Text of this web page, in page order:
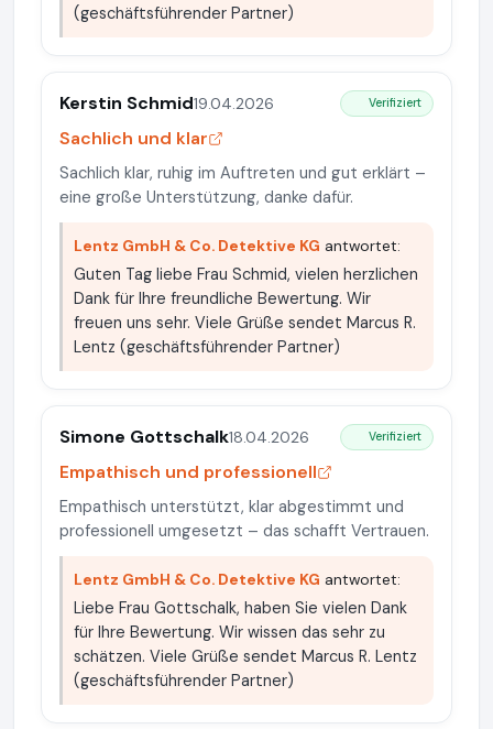
(geschäftsführender Partner)
Kerstin Schmid19.04.2026 Verifiziert
Sachlich und klar
Sachlich klar, ruhig im Auftreten und gut erklärt –
eine große Unterstützung, danke dafür.
Lentz GmbH & Co. Detektive KG antwortet:
Guten Tag liebe Frau Schmid, vielen herzlichen
Dank für Ihre freundliche Bewertung. Wir
freuen uns sehr. Viele Grüße sendet Marcus R.
Lentz (geschäftsführender Partner)
Simone Gottschalk18.04.2026 Verifiziert
Empathisch und professionell
Empathisch unterstützt, klar abgestimmt und
professionell umgesetzt – das schafft Vertrauen.
Lentz GmbH & Co. Detektive KG antwortet:
Liebe Frau Gottschalk, haben Sie vielen Dank
für Ihre Bewertung. Wir wissen das sehr zu
schätzen. Viele Grüße sendet Marcus R. Lentz
(geschäftsführender Partner)